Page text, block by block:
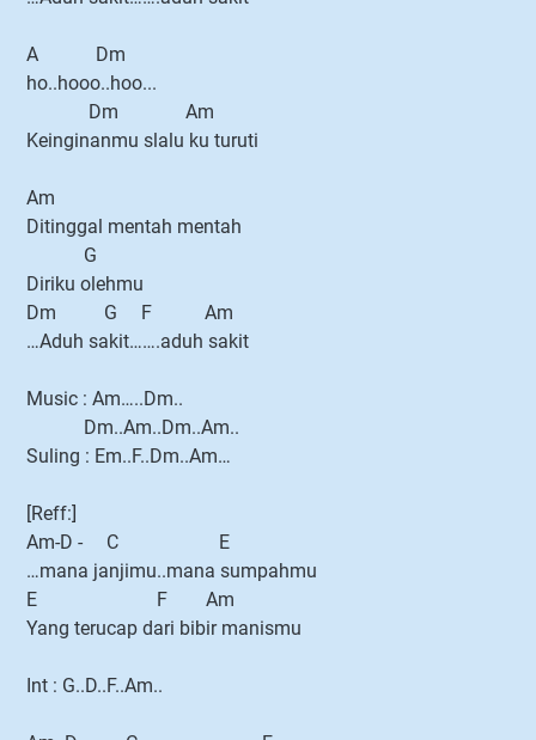
A Dm
ho..hooo..hoo...
Dm Am
Keinginanmu slalu ku turuti
Am
Ditinggal mentah mentah
G
Diriku olehmu
Dm G F Am
…Aduh sakit…….aduh sakit
Music : Am…..Dm..
Dm..Am..Dm..Am..
Suling : Em..F..Dm..Am…
[Reff:]
Am-D - C E
…mana janjimu..mana sumpahmu
E F Am
Yang terucap dari bibir manismu
Int : G..D..F..Am..